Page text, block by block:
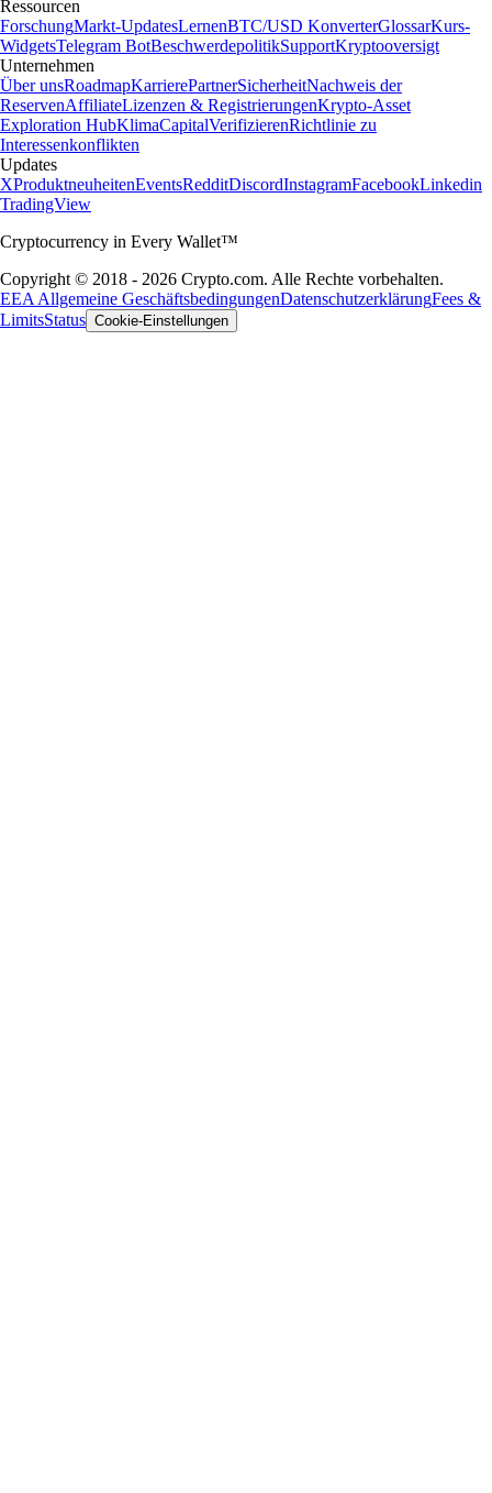
Ressourcen
ForschungMarkt-UpdatesLernenBTC/USD KonverterGlossarKurs-
WidgetsTelegram BotBeschwerdepolitikSupportKryptooversigt
Unternehmen
Über unsRoadmapKarrierePartnerSicherheitNachweis der
ReservenAffiliateLizenzen & RegistrierungenKrypto-Asset
Exploration HubKlimaCapitalVerifizierenRichtlinie zu
Interessenkonflikten
Updates
XProduktneuheitenEventsRedditDiscordInstagramFacebookLinkedin
TradingView
Cryptocurrency in Every Wallet™
Copyright © 2018 - 2026 Crypto.com. Alle Rechte vorbehalten.
EEA Allgemeine GeschäftsbedingungenDatenschutzerklärungFees &
LimitsStatus Cookie-Einstellungen